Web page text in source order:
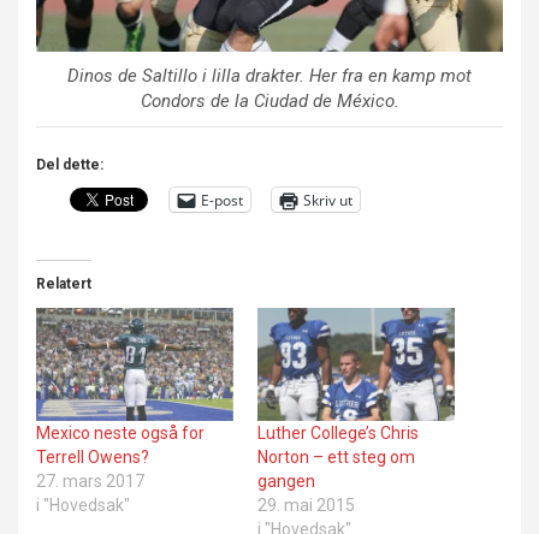
Dinos de Saltillo i lilla drakter. Her fra en kamp mot
Condors de la Ciudad de México.
Del dette:
E-post Skriv ut
Relatert
Mexico neste også for
Terrell Owens?
27. mars 2017
i "Hovedsak"
Luther College’s Chris
Norton – ett steg om
gangen
29. mai 2015
i "Hovedsak"